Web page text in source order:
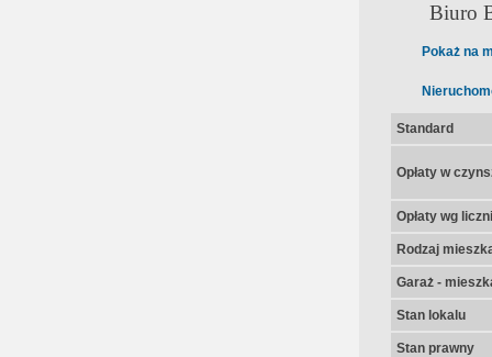
Biuro
Pokaż na
Standard
Opłaty w
Opłaty wg
Rodzaj
Garaż -
Stan lokalu
Stan prawny